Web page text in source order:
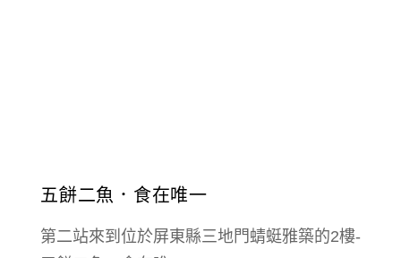
五餅二魚．食在唯一
第二站來到位於屏東縣三地門蜻蜓雅築的2樓-